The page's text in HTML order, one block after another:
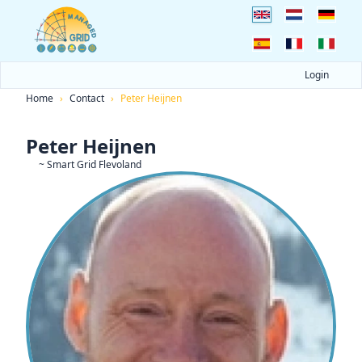
Login
Home › Contact › Peter Heijnen
Peter Heijnen
~ Smart Grid Flevoland